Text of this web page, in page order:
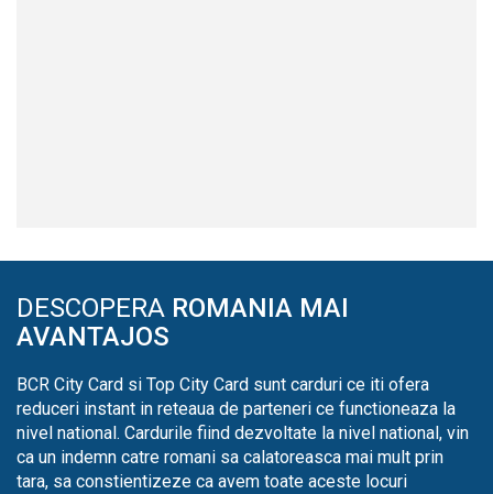
DESCOPERA ROMANIA MAI
AVANTAJOS
BCR City Card si Top City Card sunt carduri ce iti ofera
reduceri instant in reteaua de parteneri ce functioneaza la
nivel national. Cardurile fiind dezvoltate la nivel national, vin
ca un indemn catre romani sa calatoreasca mai mult prin
tara, sa constientizeze ca avem toate aceste locuri